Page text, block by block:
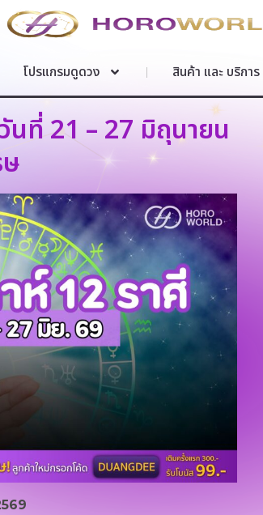
โปรแกรมดูดวง สินค้า และ บริการ
นที่ 21 – 27 มิถุนายน